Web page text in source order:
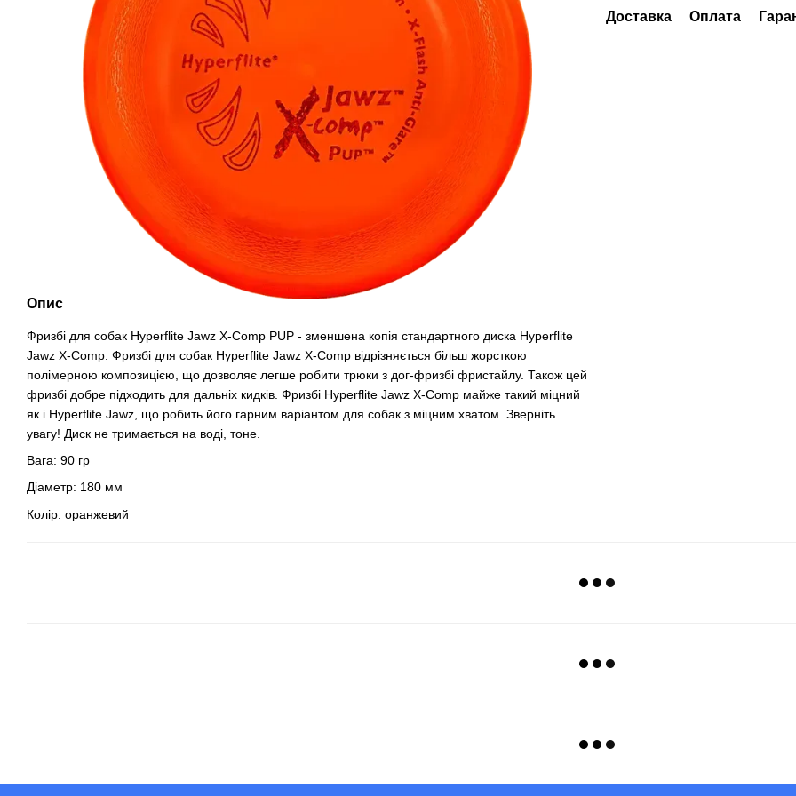
Опис
Фризбі для собак Hyperflite Jawz X-Comp PUP - зменшена копія стандартного диска Hyperflite
Jawz X-Comp. Фризбі для собак Hyperflite Jawz X-Comp відрізняється більш жорсткою
полімерною композицією, що дозволяє легше робити трюки з дог-фризбі фристайлу. Також цей
фризбі добре підходить для дальніх кидків. Фризбі Hyperflite Jawz X-Comp майже такий міцний
як і Hyperflite Jawz, що робить його гарним варіантом для собак з міцним хватом. Зверніть
увагу! Диск не тримається на воді, тоне.
Вага: 90 гр
Діаметр: 180 мм
Колір: оранжевий
Доставка Оплата